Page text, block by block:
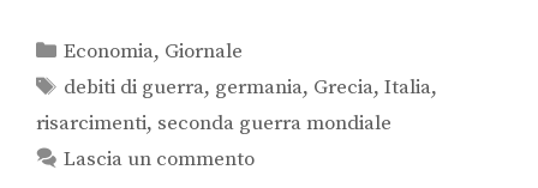
Economia, Giornale
debiti di guerra, germania, Grecia,Italia,
risarcimenti, seconda guerra mondiale
Lascia un commento